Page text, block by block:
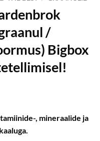
/
Bigbox
, mineraalide ja